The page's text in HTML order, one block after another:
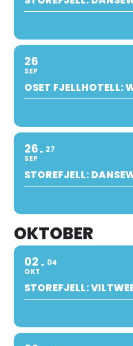
26
SEP
OSET FJELLHOTELL:
26
SEP
27
STOREFJELL:
OKTOBER
02
OKT
04
STOREFJELL: